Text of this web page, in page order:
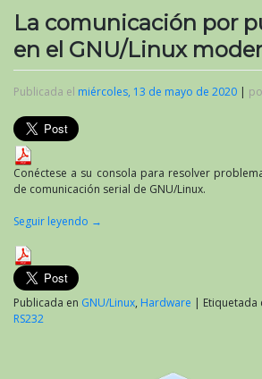
La comunicación por
en el GNU/Linux
Publicada el miércoles, 13 de mayo de 2020 |
Conéctese a su consola para resolver
de comunicación serial de GNU/Linux.
Seguir leyendo →
Publicada en GNU/Linux, Hardware | Etiquetada
RS232